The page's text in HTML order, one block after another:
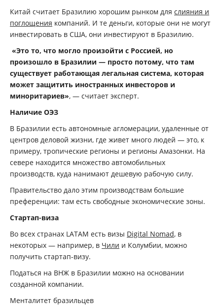
Китай считает Бразилию хорошим рынком для слияния и
поглощения компаний. И те деньги, которые они не могут
инвестировать в США, они инвестируют в Бразилию.
«Это то, что могло произойти с Россией, но
произошло в Бразилии — просто потому, что там
существует работающая легальная система, которая
может защитить иностранных инвесторов и
миноритариев», — считает эксперт.
Наличие ОЭЗ
В Бразилии есть автономные агломерации, удаленные от
центров деловой жизни, где живет много людей — это, к
примеру, тропические регионы и регионы Амазонки. На
севере находится множество автомобильных
производств, куда нанимают дешевую рабочую силу.
Правительство дало этим производствам большие
преференции: там есть свободные экономические зоны.
Стартап-виза
Во всех странах LATAM есть визы Digital Nomad, в
некоторых — например, в Чили и Колумбии, можно
получить стартап-визу.
Податься на ВНЖ в Бразилии можно на основании
созданной компании.
Менталитет бразильцев